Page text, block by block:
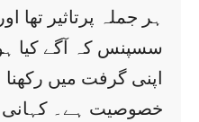
ہر جملہ پرتاثیر
سسپنس کہ آگے کیا
اپنی گرفت میں
خصوصیت ہے۔ کہانی